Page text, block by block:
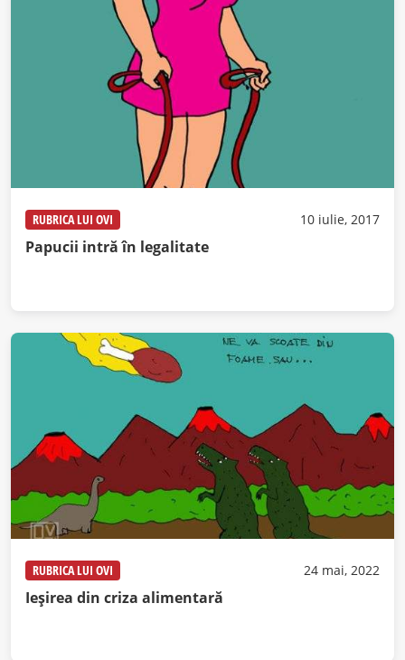
RUBRICA LUI OVI 10 iulie, 2017
Papucii intră în legalitate
RUBRICA LUI OVI 24 mai, 2022
Ieșirea din criza alimentară